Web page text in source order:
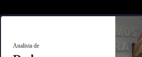
Analista de